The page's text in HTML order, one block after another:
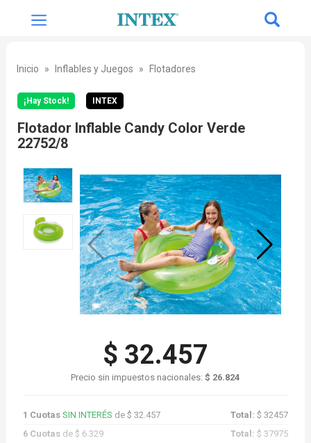
Inicio Inflables y Juegos Flotadores
¡Hay Stock! INTEX
Flotador Inflable Candy Color Verde
22752/8
$ 32.457
Precio sin impuestos nacionales:$ 26.824
1 Cuotas SIN INTERÉS de $ 32.457 Total:$ 32457
6 Cuotasde $ 6.329 Total:$ 37975